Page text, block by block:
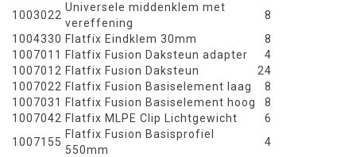
1003022
Universele middenklem met
vereffening
8
1004330 Flatfix Eindklem 30mm
8
1007011
Flatfix Fusion Daksteun adapter
4
1007012 Flatfix Fusion Daksteun
24
1007022 Flatfix Fusion Basiselement laag
8
1007031
Flatfix Fusion Basiselement hoog
8
1007042 Flatfix MLPE Clip Lichtgewicht
6
1007155
Flatfix Fusion Basisprofiel
550mm
4